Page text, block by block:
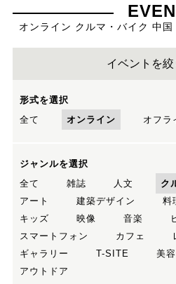
オンライン クルマ・バイク 中
イベントを
形式を選択
全て
オンライン オフラ
ジャンルを選択
全て
雑誌 人文
ク
アート
建築デザイン 料
キッズ
映像 音楽
スマートフォン
カフェ
ギャラリー
T-SITE 美
アウトドア